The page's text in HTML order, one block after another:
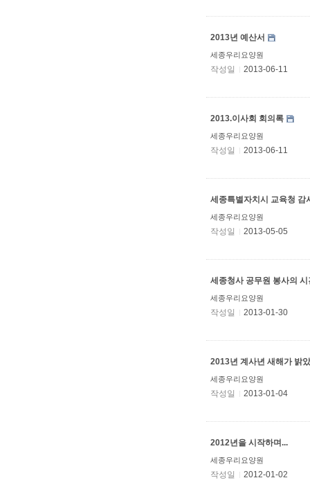
2013년 예산서
세종우리요양원
작성일 2013-06-11
2013.이사회 회의록
세종우리요양원
작성일 2013-06-11
세종특별자치시 교육청 감
세종우리요양원
작성일 2013-05-05
세종청사 공무원 봉사의
세종우리요양원
작성일 2013-01-30
2013년 계사년 새해가 밝
세종우리요양원
작성일 2013-01-04
2012년을 시작하며...
세종우리요양원
작성일 2012-01-02